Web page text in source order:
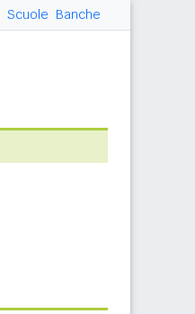
Scuole Banche